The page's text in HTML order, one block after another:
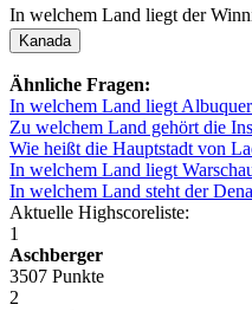
In welchem Land liegt der
Kanada
Ähnliche Fragen:
In welchem Land liegt
Zu welchem Land gehört die
Wie heißt die Hauptstadt von
In welchem Land liegt
In welchem Land steht der
Aktuelle Highscoreliste:
1
Aschberger
3507 Punkte
2